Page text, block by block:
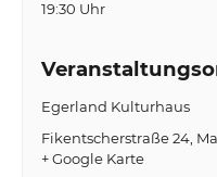
19:30 Uhr
Egerland Kulturhaus
Fikentscherstraße 24
+ Google Karte